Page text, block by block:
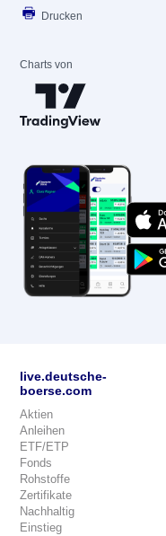
Drucken
Charts von
live.deutsche-
boerse.com
Aktien
Anleihen
ETF/ETP
Fonds
Rohstoffe
Zertifikate
Nachhaltig
Einstieg